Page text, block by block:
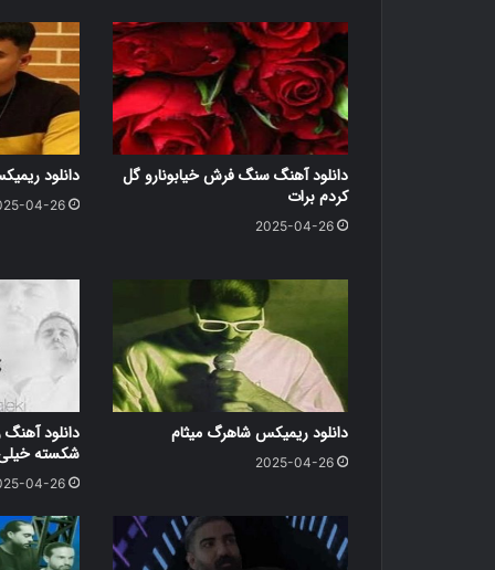
دانلود آهنگ سنگ فرش خیابونارو گل
کردم برات
2025-04-26
دانلود
04-26
دانلود ریمیکس شاهرگ میثام
2025-04-26
دانلود آهنگ
شکسته خیلی
04-26